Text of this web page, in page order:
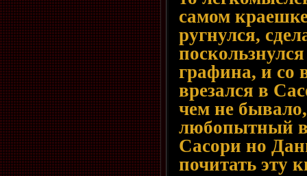
самом
ругнулся,
графина, и со
врезался в
чем не
любопытный
Сасори но
почитать эту